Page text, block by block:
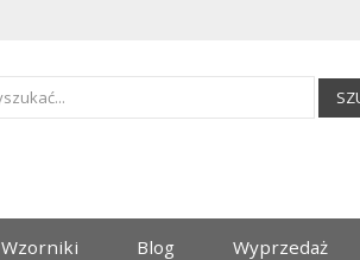
Wzorniki Blog Wyprzedaż